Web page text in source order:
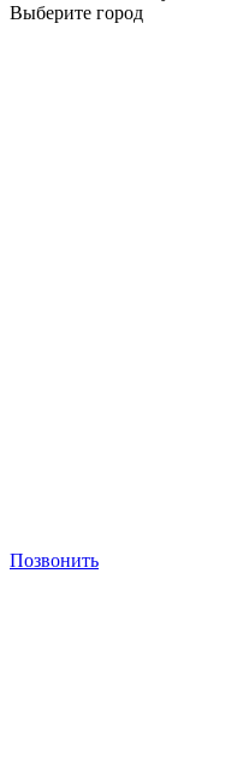
Выберите город
Позвонить